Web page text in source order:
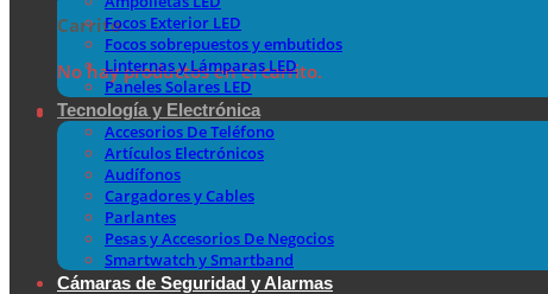
Carrito
No hay productos en el carrito.
Focos Exterior LED
Focos sobrepuestos y embutidos
Linternas y Lámparas LED
Paneles Solares LED
Tecnología y Electrónica
Accesorios De Teléfono
Artículos Electrónicos
Audífonos
Cargadores y Cables
Parlantes
Pesas y Accesorios De Negocios
Smartwatch y Smartband
Cámaras de Seguridad y Alarmas